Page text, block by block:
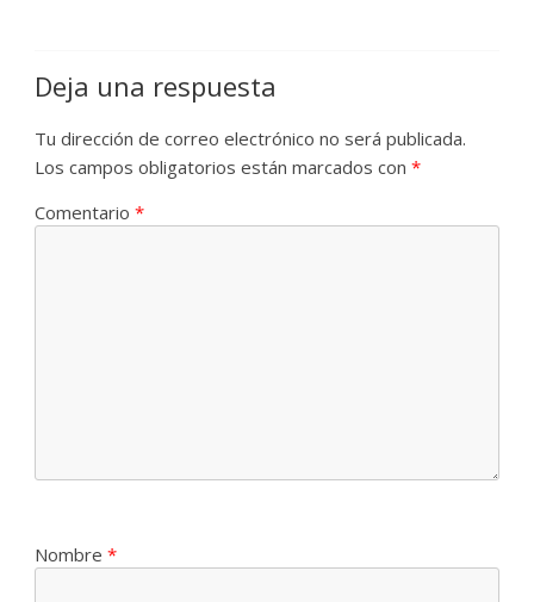
Deja una respuesta
Tu dirección de correo electrónico no será publicada.
Los campos obligatorios están marcados con*
Comentario*
Nombre*